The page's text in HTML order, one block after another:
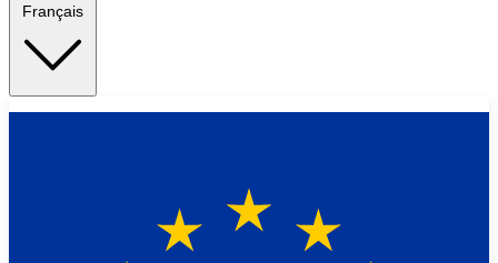
Français